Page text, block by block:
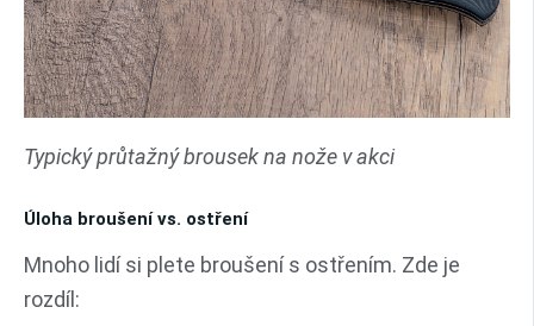
Typický průtažný brousek na nože v akci
Úloha broušení vs. ostření
Mnoho lidí si plete broušení s ostřením. Zde je
rozdíl: